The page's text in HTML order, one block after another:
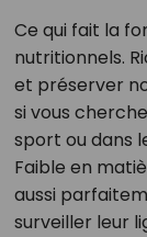
Ce qui fait la
nutritionnels.
et préserver
si vous
sport ou dans
Faible en
aussi
surveiller leur